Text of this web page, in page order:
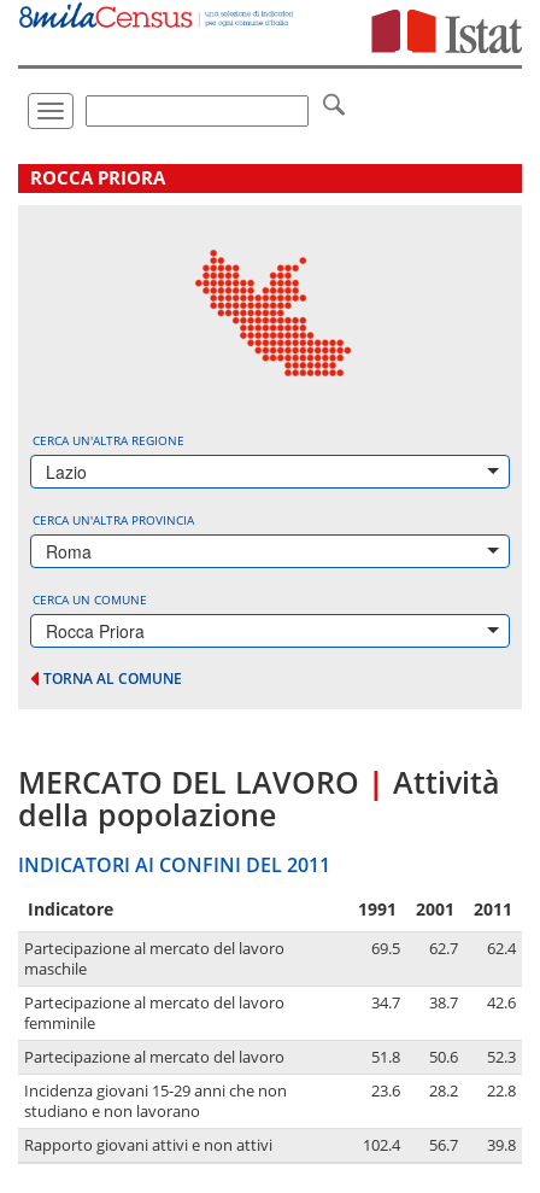
Vai
direttamente
Toggle
navigation
.
ROCCA PRIORA
CERCA UN'ALTRA REGIONE
Lazio
CERCA UN'ALTRA PROVINCIA
Roma
CERCA UN COMUNE
Rocca Priora
TORNA AL COMUNE
MERCATO DEL LAVORO | Attività
della popolazione
INDICATORI AI CONFINI DEL 2011
Indicatore 1991 2001 2011
Partecipazione al mercato del lavoro
maschile
69.5 62.7 62.4
Partecipazione al mercato del lavoro
femminile
34.7 38.7 42.6
Partecipazione al mercato del lavoro 51.8 50.6
52.3
Incidenza giovani 15-29 anni che non
studiano e non lavorano
23.6 28.2 22.8
Rapporto giovani attivi e non attivi 102.4 56.7 39.8